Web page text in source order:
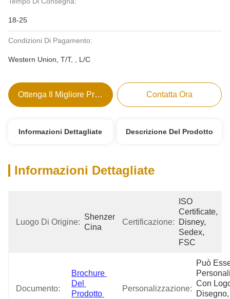
18-25
Condizioni Di Pagamento:
Western Union, T/T, , L/C
Ottenga Il Migliore Prezzo Contatta Ora
Informazioni Dettagliate Descrizione Del Prodotto
Informazioni Dettagliate
Luogo Di Origine:
Shenzen
Cina
Certificazione:
ISO
Certificate,
Disney,
Sedex,
FSC
Documento:
Brochure
Del
Prodotto
Personalizzazione:
Può
Con
Disegno,